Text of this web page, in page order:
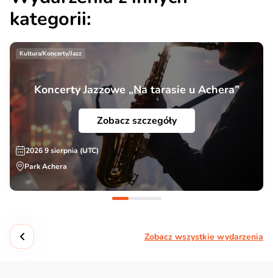
kategorii:
Kultura/Koncerty/Jazz
Koncerty Jazzowe „Na tarasie u Achera”
Zobacz szczegóły
2026 9 sierpnia (UTC)
Park Achera
Zobacz wszystkie wydarzenia